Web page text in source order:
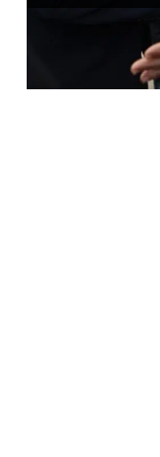
ROSE VALLAND,